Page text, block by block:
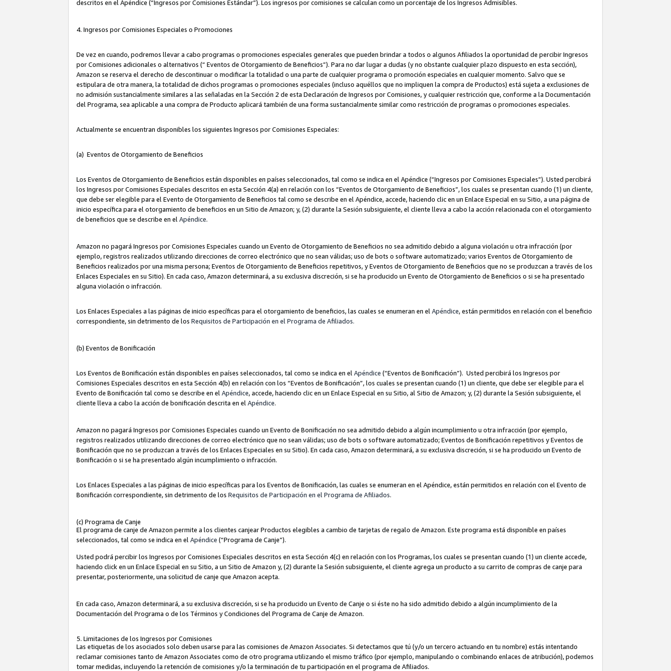
descritos en el Apéndice (“Ingresos por Comisiones Estándar”). Los ingresos por comisiones se calculan como un porcentaje de los Ingresos Admisibles.
4. Ingresos por Comisiones Especiales o Promociones
De vez en cuando, podremos llevar a cabo programas o promociones especiales generales que pueden brindar a todos o algunos Afiliados la oportunidad de percibir Ingresos
por Comisiones adicionales o alternativos (“ Eventos de Otorgamiento de Beneficios”). Para no dar lugar a dudas (y no obstante cualquier plazo dispuesto en esta sección),
Amazon se reserva el derecho de descontinuar o modificar la totalidad o una parte de cualquier programa o promoción especiales en cualquier momento. Salvo que se
estipulara de otra manera, la totalidad de dichos programas o promociones especiales (incluso aquéllos que no impliquen la compra de Productos) está sujeta a exclusiones de
no admisión sustancialmente similares a las señaladas en la Sección 2 de esta Declaración de Ingresos por Comisiones, y cualquier restricción que, conforme a la Documentación
del Programa, sea aplicable a una compra de Producto aplicará también de una forma sustancialmente similar como restricción de programas o promociones especiales.
Actualmente se encuentran disponibles los siguientes Ingresos por Comisiones Especiales:
(a) Eventos de Otorgamiento de Beneficios
Los Eventos de Otorgamiento de Beneficios están disponibles en países seleccionados, tal como se indica en el Apéndice (“Ingresos por Comisiones Especiales”). Usted percibirá
los Ingresos por Comisiones Especiales descritos en esta Sección 4(a) en relación con los “Eventos de Otorgamiento de Beneficios”, los cuales se presentan cuando (1) un cliente,
que debe ser elegible para el Evento de Otorgamiento de Beneficios tal como se describe en el Apéndice, accede, haciendo clic en un Enlace Especial en su Sitio, a una página de
inicio específica para el otorgamiento de beneficios en un Sitio de Amazon; y, (2) durante la Sesión subsiguiente, el cliente lleva a cabo la acción relacionada con el otorgamiento
de beneficios que se describe en el Apéndice.
Amazon no pagará Ingresos por Comisiones Especiales cuando un Evento de Otorgamiento de Beneficios no sea admitido debido a alguna violación u otra infracción (por
ejemplo, registros realizados utilizando direcciones de correo electrónico que no sean válidas; uso de bots o software automatizado; varios Eventos de Otorgamiento de
Beneficios realizados por una misma persona; Eventos de Otorgamiento de Beneficios repetitivos, y Eventos de Otorgamiento de Beneficios que no se produzcan a través de los
Enlaces Especiales en su Sitio). En cada caso, Amazon determinará, a su exclusiva discreción, si se ha producido un Evento de Otorgamiento de Beneficios o si se ha presentado
alguna violación o infracción.
Los Enlaces Especiales a las páginas de inicio específicas para el otorgamiento de beneficios, las cuales se enumeran en el Apéndice, están permitidos en relación con el beneficio
correspondiente, sin detrimento de los Requisitos de Participación en el Programa de Afiliados.
(b) Eventos de Bonificación
Los Eventos de Bonificación están disponibles en países seleccionados, tal como se indica en el Apéndice (“Eventos de Bonificación”). Usted percibirá los Ingresos por
Comisiones Especiales descritos en esta Sección 4(b) en relación con los “Eventos de Bonificación”, los cuales se presentan cuando (1) un cliente, que debe ser elegible para el
Evento de Bonificación tal como se describe en el Apéndice, accede, haciendo clic en un Enlace Especial en su Sitio, al Sitio de Amazon; y, (2) durante la Sesión subsiguiente, el
cliente lleva a cabo la acción de bonificación descrita en el Apéndice.
Amazon no pagará Ingresos por Comisiones Especiales cuando un Evento de Bonificación no sea admitido debido a algún incumplimiento u otra infracción (por ejemplo,
registros realizados utilizando direcciones de correo electrónico que no sean válidas; uso de bots o software automatizado; Eventos de Bonificación repetitivos y Eventos de
Bonificación que no se produzcan a través de los Enlaces Especiales en su Sitio). En cada caso, Amazon determinará, a su exclusiva discreción, si se ha producido un Evento de
Bonificación o si se ha presentado algún incumplimiento o infracción.
Los Enlaces Especiales a las páginas de inicio específicas para los Eventos de Bonificación, las cuales se enumeran en el Apéndice, están permitidos en relación con el Evento de
Bonificación correspondiente, sin detrimento de los Requisitos de Participación en el Programa de Afiliados.
(c) Programa de Canje
El programa de canje de Amazon permite a los clientes canjear Productos elegibles a cambio de tarjetas de regalo de Amazon. Este programa está disponible en países
seleccionados, tal como se indica en el Apéndice (“Programa de Canje”).
Usted podrá percibir los Ingresos por Comisiones Especiales descritos en esta Sección 4(c) en relación con los Programas, los cuales se presentan cuando (1) un cliente accede,
haciendo click en un Enlace Especial en su Sitio, a un Sitio de Amazon y, (2) durante la Sesión subsiguiente, el cliente agrega un producto a su carrito de compras de canje para
presentar, posteriormente, una solicitud de canje que Amazon acepta.
En cada caso, Amazon determinará, a su exclusiva discreción, si se ha producido un Evento de Canje o si éste no ha sido admitido debido a algún incumplimiento de la
Documentación del Programa o de los Términos y Condiciones del Programa de Canje de Amazon.
5. Limitaciones de los Ingresos por Comisiones
Las etiquetas de los asociados solo deben usarse para las comisiones de Amazon Associates. Si detectamos que tú (y/o un tercero actuando en tu nombre) estás intentando
reclamar comisiones tanto de Amazon Associates como de otro programa utilizando el mismo tráfico (por ejemplo, manipulando o combinando enlaces de atribución), podemos
tomar medidas, incluyendo la retención de comisiones y/o la terminación de tu participación en el programa de Afiliados.